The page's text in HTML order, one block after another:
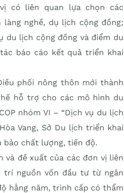
có liên quan lựa chọn các
làng nghề, dụ lịch cộng đồng;
du lịch cộng đồng và điểm du
tác báo cáo kết quả triển khai
phối nông thôn mới thành
hỗ trợ cho các mô hình du
nhóm VI – “Dịch vụ du lịch
Vang, Sở Du lịch triển khai
bảo chất lượng, tiến độ.
và đề xuất của các đơn vị liên
trí nguồn vốn đầu tư từ ngân
hằng năm, trình cấp có thẩm